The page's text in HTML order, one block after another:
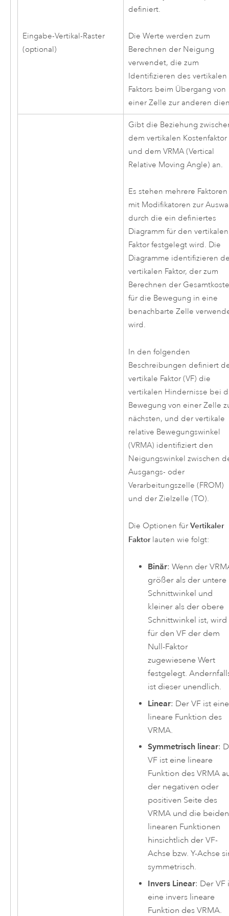
Eingabe-Vertikal-Raster
(optional)
definiert.
Die Werte werden zum
Berechnen der Neigung
verwendet, die zum
Identifizieren des vertikalen
Faktors beim Übergang von
einer Zelle zur anderen
Gibt die Beziehung
dem vertikalen Kostenfaktor
und dem VRMA (Vertical
Relative Moving Angle) an.
Es stehen mehrere Faktoren
mit Modifikatoren zur
durch die ein definiertes
Diagramm für den vertikalen
Faktor festgelegt wird. Die
Diagramme identifizieren
vertikalen Faktor, der zum
Berechnen der
für die Bewegung in eine
benachbarte Zelle
wird.
In den folgenden
Beschreibungen definiert
vertikale Faktor (VF) die
vertikalen Hindernisse bei
Bewegung von einer Zelle
nächsten, und der vertikale
relative Bewegungswinkel
(VRMA) identifiziert den
Neigungswinkel zwischen
Ausgangs- oder
Verarbeitungszelle (FROM)
und der Zielzelle (TO).
Die Optionen für Vertikaler
Faktorlauten wie folgt:
Binär: Wenn der
größer als der untere
Schnittwinkel und
kleiner als der obere
Schnittwinkel ist, wird
für den VF der dem
Null-Faktor
zugewiesene Wert
festgelegt.
ist dieser unendlich.
Linear: Der VF ist eine
lineare Funktion des
VRMA.
Symmetrisch linear:
VF ist eine lineare
Funktion des VRMA
der negativen oder
positiven Seite des
VRMA und die beiden
linearen Funktionen
hinsichtlich der VF-
Achse bzw. Y-Achse
symmetrisch.
Invers Linear: Der VF
eine invers lineare
Funktion des VRMA.